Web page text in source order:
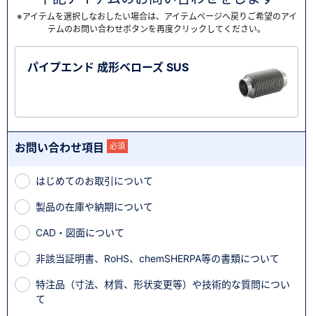
※アイテムを選択しなおしたい場合は、アイテムページへ戻りご希望のアイ
テムのお問い合わせボタンを再度クリックしてください。
パイプエンド 成形ベローズ SUS
お問い合わせ項目 必須
はじめてのお取引について
製品の在庫や納期について
CAD・図面について
非該当証明書、RoHS、chemSHERPA等の書類について
特注品（寸法、材質、形状変更等）や技術的な質問につい
て